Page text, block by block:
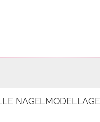
NAGELMODELLAGE